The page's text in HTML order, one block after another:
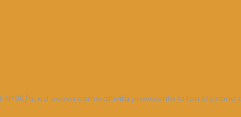
N°96/a, ed aveva come attività prevalente la